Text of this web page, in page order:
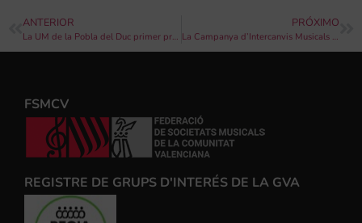
ANTERIOR
La UM de la Pobla del Duc primer premi d’interpretació en el concurs d’entrada de bandes de les festes d’Albaida
PRÓXIMO
La Campanya d’Intercanvis Musicals més gran en la història de la Comunitat es clausura amb un concert de més de 350 músics al Palau dels Arts
FSMCV
REGISTRE DE GRUPS D'INTERÉS DE LA GVA